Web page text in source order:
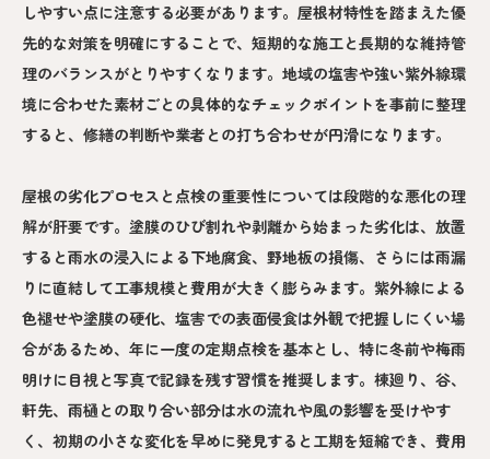
しやすい点に注意する必要があります。屋根材特性を踏まえた優
先的な対策を明確にすることで、短期的な施工と長期的な維持管
理のバランスがとりやすくなります。地域の塩害や強い紫外線環
境に合わせた素材ごとの具体的なチェックポイントを事前に整理
すると、修繕の判断や業者との打ち合わせが円滑になります。
屋根の劣化プロセスと点検の重要性については段階的な悪化の理
解が肝要です。塗膜のひび割れや剥離から始まった劣化は、放置
すると雨水の浸入による下地腐食、野地板の損傷、さらには雨漏
りに直結して工事規模と費用が大きく膨らみます。紫外線による
色褪せや塗膜の硬化、塩害での表面侵食は外観で把握しにくい場
合があるため、年に一度の定期点検を基本とし、特に冬前や梅雨
明けに目視と写真で記録を残す習慣を推奨します。棟廻り、谷、
軒先、雨樋との取り合い部分は水の流れや風の影響を受けやす
く、初期の小さな変化を早めに発見すると工期を短縮でき、費用